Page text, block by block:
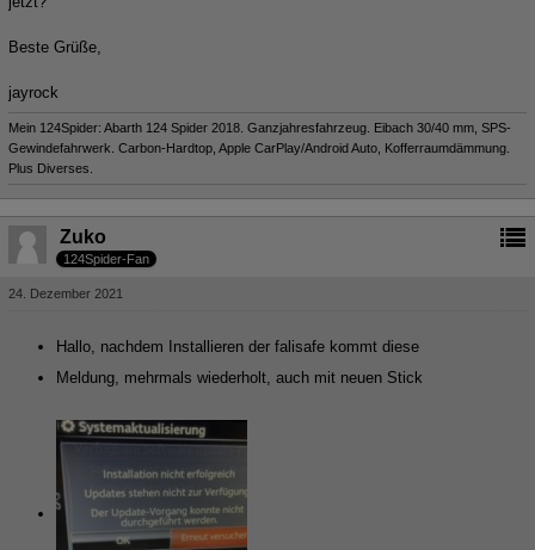
Beste Grüße,
jayrock
Mein 124Spider: Abarth 124 Spider 2018. Ganzjahresfahrzeug. Eibach 30/40 mm, SPS-
Gewindefahrwerk. Carbon-Hardtop, Apple CarPlay/Android Auto, Kofferraumdämmung.
Plus Diverses.
Zuko
124Spider-Fan
24. Dezember 2021
Hallo, nachdem Installieren der falisafe kommt diese
Meldung, mehrmals wiederholt, auch mit neuen Stick